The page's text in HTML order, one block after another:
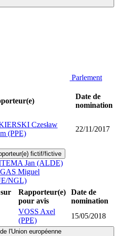
Parlement
Date de
nomination
Czesław
(PPE)
22/11/2017
fictif/fictive
Jan (ALDE)
Miguel
NGL)
Rapporteur(e)
pour avis
Date de
nomination
VOSS Axel
(PPE)
15/05/2018
l'Union européenne